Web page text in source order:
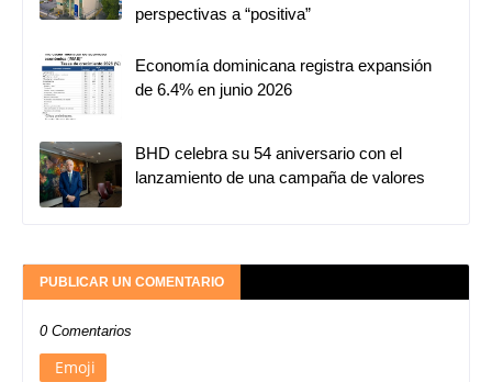
perspectivas a “positiva”
Economía dominicana registra expansión
de 6.4% en junio 2026
BHD celebra su 54 aniversario con el
lanzamiento de una campaña de valores
PUBLICAR UN COMENTARIO
0 Comentarios
Emoji